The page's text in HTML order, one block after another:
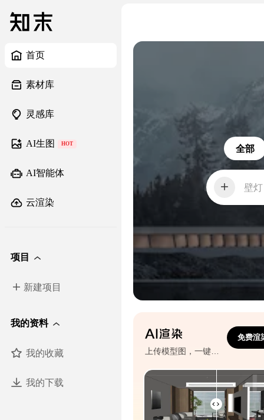
首页
素材库
灵感库
AI生图 HOT
AI智能体
云渲染
项目
新建项目
我的资料
我的收藏
我的下载
全部
壁灯
上传模型图，一键生成效果图
免费渲